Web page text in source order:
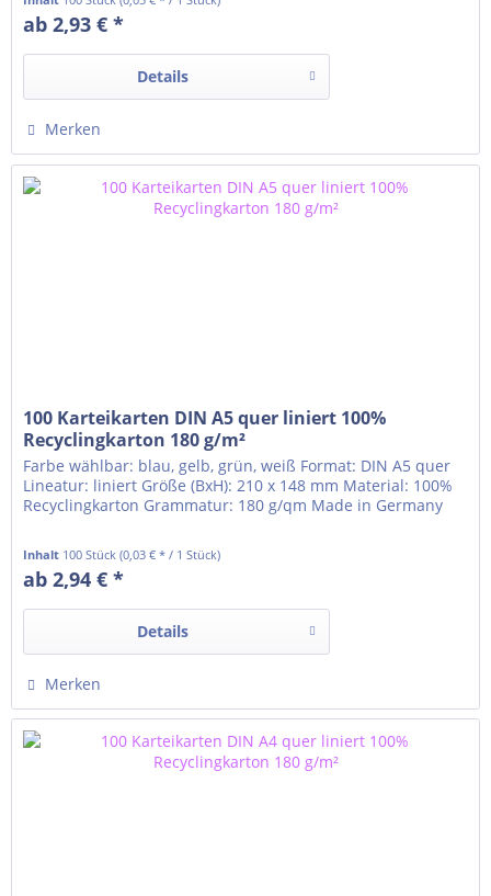
ab 2,93 € *
Details
Merken
100 Karteikarten DIN A5 quer liniert 100%
Recyclingkarton 180 g/m²
Farbe wählbar: blau, gelb, grün, weiß Format: DIN A5 quer
Lineatur: liniert Größe (BxH): 210 x 148 mm Material: 100%
Recyclingkarton Grammatur: 180 g/qm Made in Germany
Inhalt 100 Stück(0,03 € * / 1 Stück)
ab 2,94 € *
Details
Merken